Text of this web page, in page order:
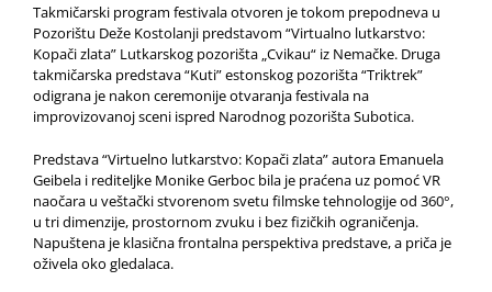
Takmičarski program festivala otvoren je tokom prepodneva u
Pozorištu Deže Kostolanji predstavom “Virtualno lutkarstvo:
Kopači zlata” Lutkarskog pozorišta „Cvikau“ iz Nemačke. Druga
takmičarska predstava “Kuti” estonskog pozorišta “Triktrek”
odigrana je nakon ceremonije otvaranja festivala na
improvizovanoj sceni ispred Narodnog pozorišta Subotica.
Predstava “Virtuelno lutkarstvo: Kopači zlata” autora Emanuela
Geibela i rediteljke Monike Gerboc bila je praćena uz pomoć VR
naočara u veštački stvorenom svetu filmske tehnologije od 360°,
u tri dimenzije, prostornom zvuku i bez fizičkih ograničenja.
Napuštena je klasična frontalna perspektiva predstave, a priča je
oživela oko gledalaca.